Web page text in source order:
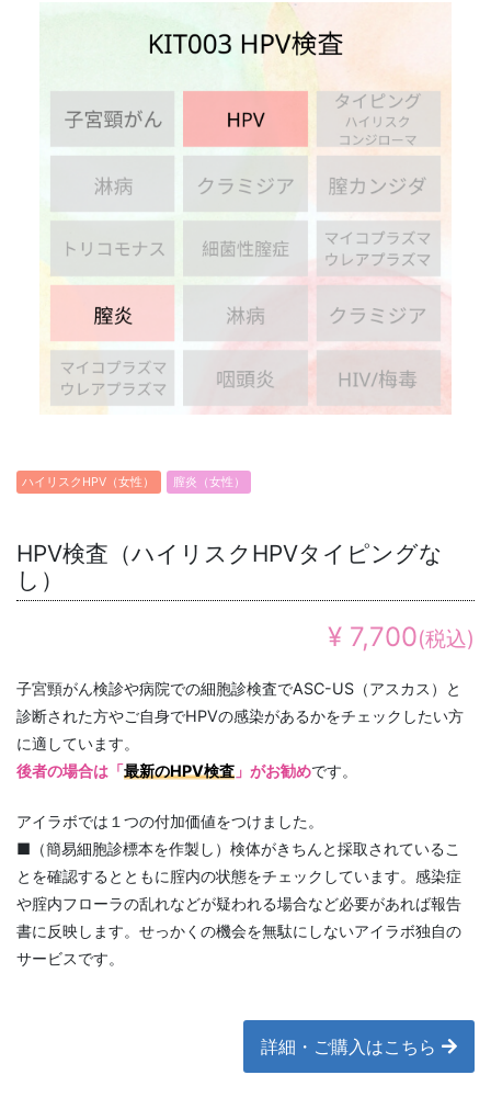
ハイリスクHPV（女性） 膣炎（女性）
HPV検査（ハイリスクHPVタイピングな
し）
¥ 7,700(税込)
子宮頸がん検診や病院での細胞診検査でASC-US（アスカス）と
診断された方やご自身でHPVの感染があるかをチェックしたい方
に適しています。
後者の場合は「最新のHPV検査 」がお勧めです。
アイラボでは１つの付加価値をつけました。
■（簡易細胞診標本を作製し）検体がきちんと採取されているこ
とを確認するとともに腟内の状態をチェックしています。感染症
や腟内フローラの乱れなどが疑われる場合など必要があれば報告
書に反映します。せっかくの機会を無駄にしないアイラボ独自の
サービスです。
詳細・ご購入はこちら